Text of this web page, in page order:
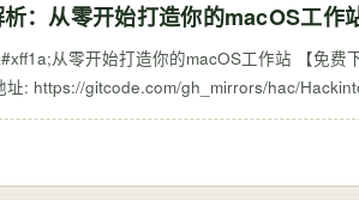
：从零开始打造你的macOS工作
从零开始打造你的macOS工作站 【免